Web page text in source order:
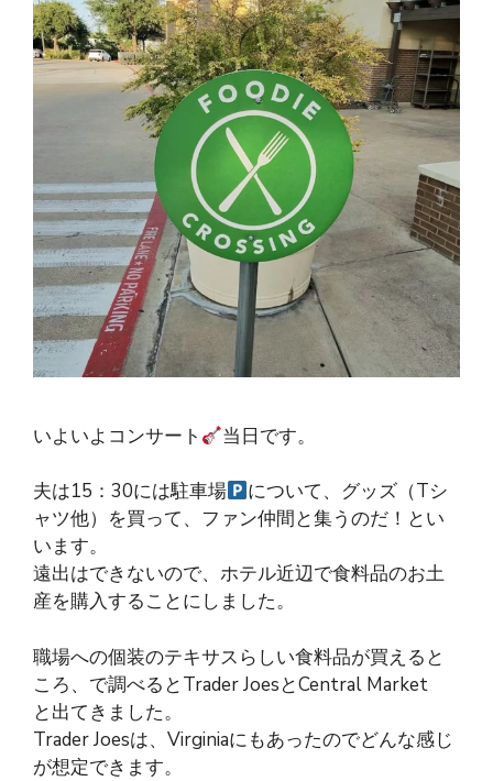
いよいよコンサート 当日です。
夫は15：30には駐車場
について、グッズ（Tシ
ャツ他）を買って、ファン仲間と集うのだ！とい
います。
遠出はできないので、ホテル近辺で食料品のお土
産を購入することにしました。
職場への個装のテキサスらしい食料品が買えると
ころ、で調べるとTrader JoesとCentral Market
と出てきました。
Trader Joesは、Virginiaにもあったのでどんな感じ
が想定できます。